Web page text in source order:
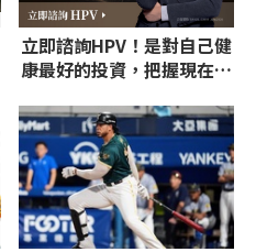
立即諮詢HPV！是對自己健
康最好的投資，把握現在不